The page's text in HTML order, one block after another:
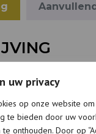
uw privacy
op onze website
te bieden door uw
onthouden. Door op
is gemaakt
poms en vriendelijk